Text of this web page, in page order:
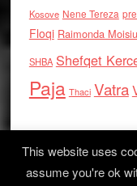
Kosove Nene Tereza
Floqi Raimonda Moisiu
SHBA Shefqet
Paja Thaci Vatra
This website uses
assume you're ok